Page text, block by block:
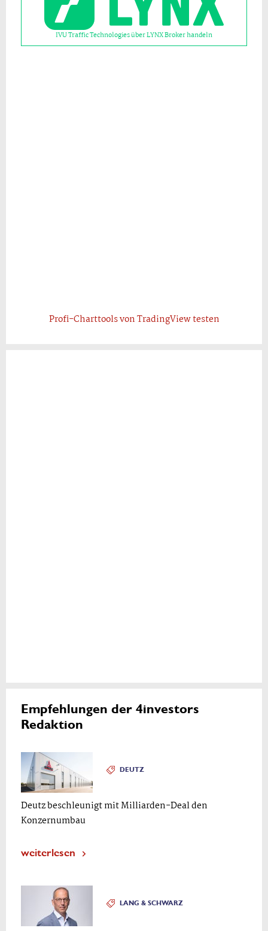
IVU Traffic Technologies über LYNX Broker handeln
Profi-Charttools von TradingView testen
Empfehlungen der 4investors
Redaktion
DEUTZ
Deutz beschleunigt mit Milliarden-Deal den
Konzernumbau
weiterlesen
LANG & SCHWARZ